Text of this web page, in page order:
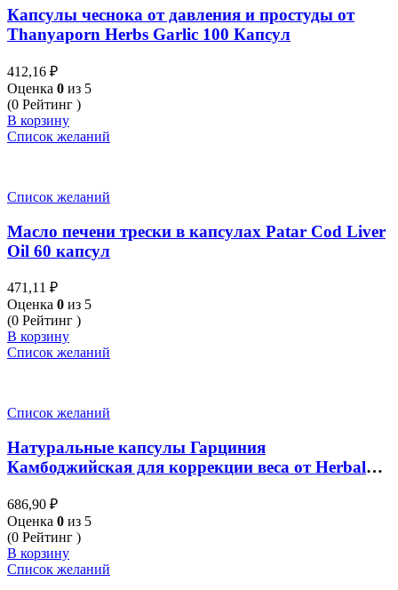
Капсулы чеснока от давления и простуды от
Thanyaporn Herbs Garlic 100 Капсул
412,16 ₽
Оценка 0 из 5
(0 Рейтинг )
В корзину
Список желаний
Список желаний
Масло печени трески в капсулах Patar Cod Liver
Oil 60 капсул
471,11 ₽
Оценка 0 из 5
(0 Рейтинг )
В корзину
Список желаний
Список желаний
Натуральные капсулы Гарциния
Камбоджийская для коррекции веса от Herbal
686,90 ₽
Оценка 0 из 5
(0 Рейтинг )
В корзину
Список желаний